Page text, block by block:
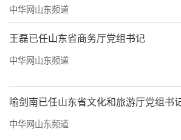
确保“每天校内运动2小时”
校全面推行实施每天1节体育
采取“4+1”模式，在原4节体
加1节体育活动课，其他年级
式，在原3节体育课的基础上
课。将没有体育课的当天下午
生集体体育锻炼时间固定为
中华网山东频道
王磊已任山东省商务厅党组书记
中华网山东频道
喻剑南已任山东省文化和旅游厅党组书
中华网山东频道